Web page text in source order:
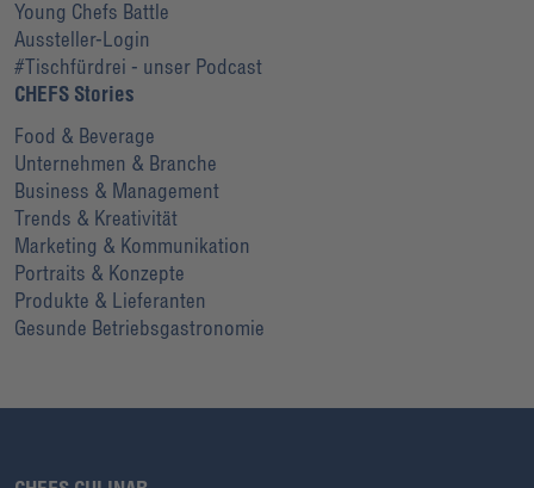
Young Chefs Battle
Aussteller-Login
#Tischfürdrei - unser Podcast
CHEFS Stories
Food & Beverage
Unternehmen & Branche
Business & Management
Trends & Kreativität
Marketing & Kommunikation
Portraits & Konzepte
Produkte & Lieferanten
Gesunde Betriebsgastronomie